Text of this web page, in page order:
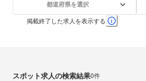
都道府県を選択
掲載終了した求人を表示する
スポット求人の検索結果0件